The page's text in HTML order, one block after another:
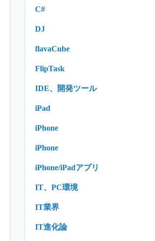
C#
DJ
flavaCube
FlipTask
IDE、開発ツール
iPad
iPhone
iPhone
iPhone/iPadアプリ
IT、PC環境
IT業界
IT進化論